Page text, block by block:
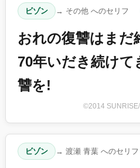
ビゾン → その他 へのセリフ
おれの復讐はまだ
70年いだき続けて
讐を!
©2014
ビゾン → 渡瀬 青葉 へのセリフ